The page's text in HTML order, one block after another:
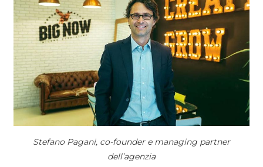
Stefano Pagani, co-founder e managing partner
dell’agenzia